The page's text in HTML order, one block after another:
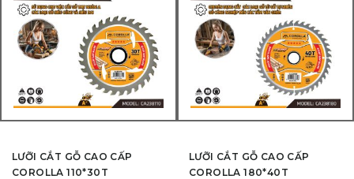
LƯỠI CẮT GỖ CAO CẤP
COROLLA 110*30T
LƯỠI CẮT GỖ CAO CẤP
COROLLA 180*40T